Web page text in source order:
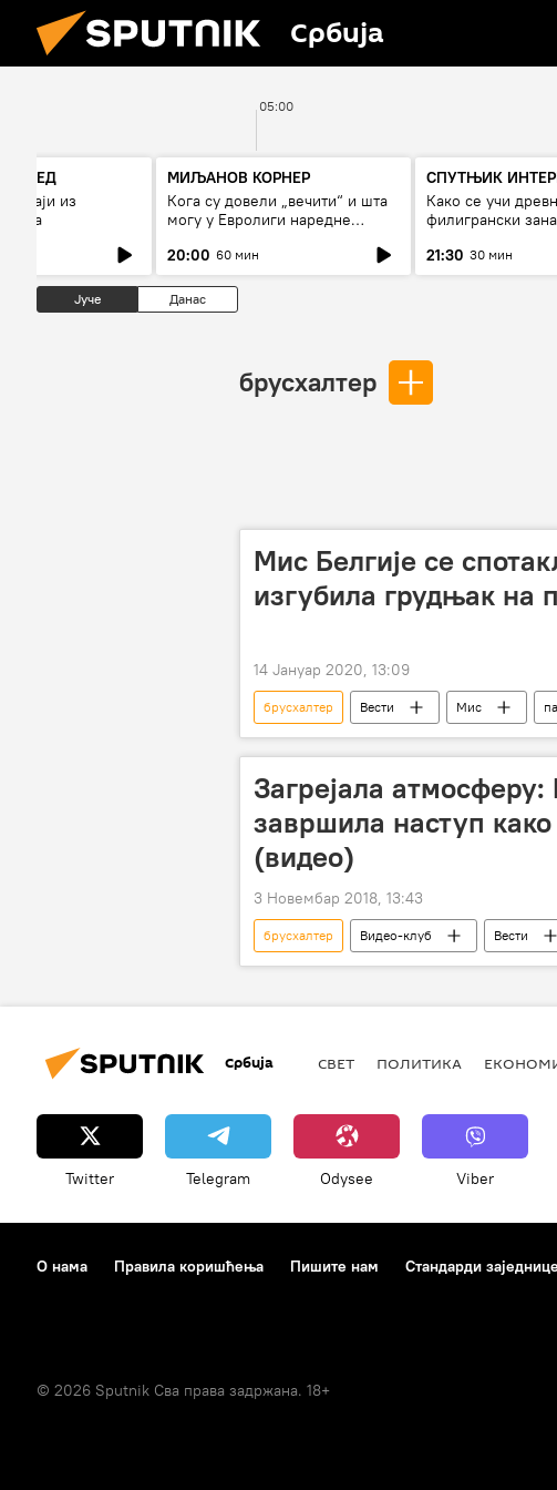
Србија
05:00
из
дана
МИЉАНОВ КОРНЕР
Кога су довели „вечити“ и шта
могу у Евролиги наредне
20:00 60 мин
СПУТЊИК
Како се учи
филигрански
21:30 30 мин
Јуче Данас
брусхалтер
Мис Белгије се
изгубила грудњак на
14 Јануар 2020, 13:09
брусхалтер Вести Мис
Загрејала
завршила наступ
(видео)
3 Новембар 2018, 13:43
брусхалтер Видео-клуб Вести
Србија СВЕТ ПОЛИТИКА
Twitter Telegram Odysee Viber
О нама Правила коришћења Пишите нам Стандарди заједнице
© 2026 Sputnik Сва права задржана. 18+